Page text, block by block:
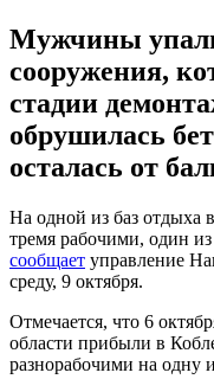
Мужчины упали
сооружения,
стадии
обрушилась
осталась от
На одной из баз отдыха
тремя рабочими, один
сообщает управление
среду, 9 октября.
Отмечается, что 6
области прибыли в
разнорабочими на одну